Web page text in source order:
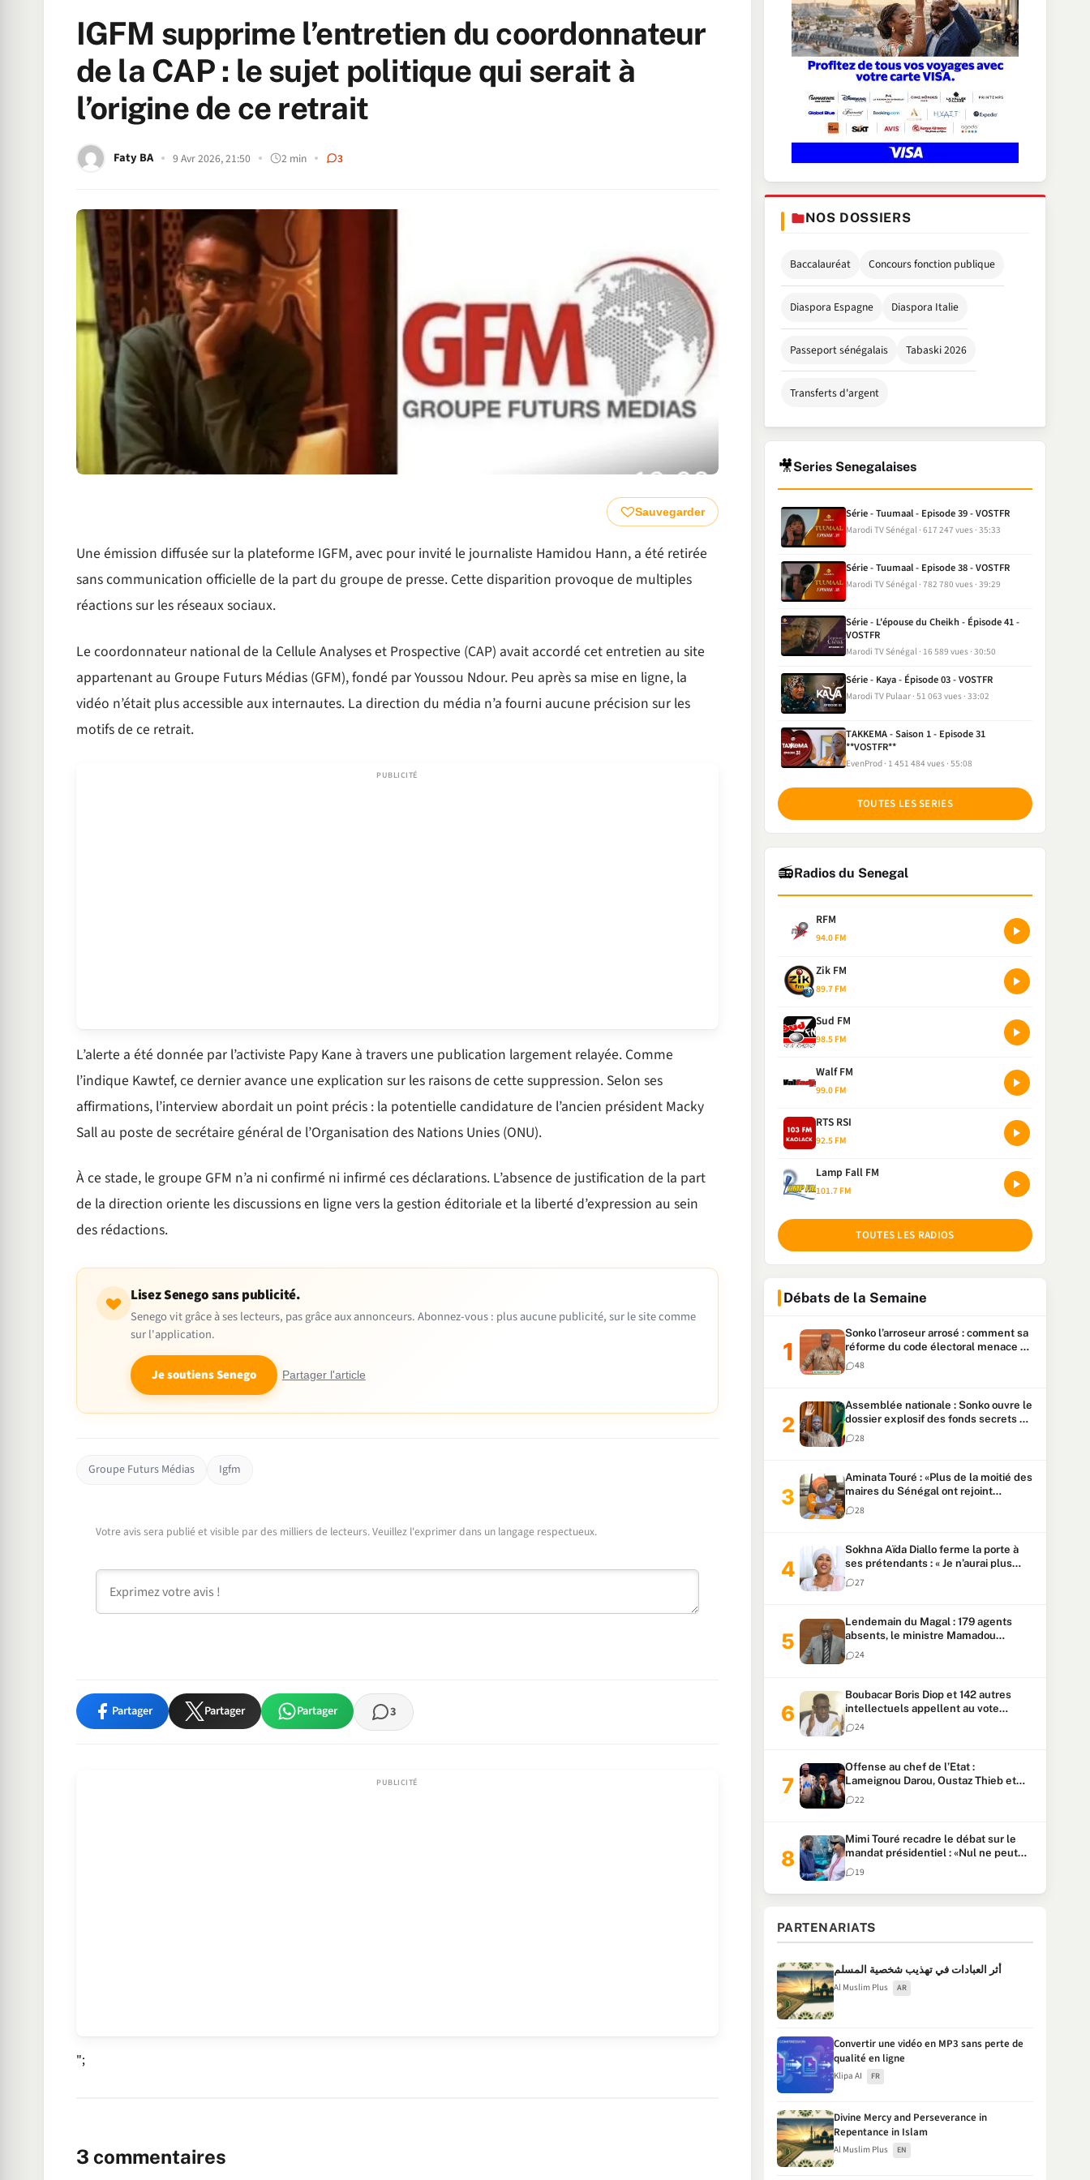
IGFM supprime l’entretien du coordonnateur
de la CAP : le sujet politique qui serait à
l’origine de ce retrait
Faty BA 9 Avr 2026, 21:50 2 min 3
Sauvegarder
Une émission diffusée sur la plateforme IGFM, avec pour invité le journaliste Hamidou Hann, a été retirée
sans communication officielle de la part du groupe de presse. Cette disparition provoque de multiples
réactions sur les réseaux sociaux.
Le coordonnateur national de la Cellule Analyses et Prospective (CAP) avait accordé cet entretien au site
appartenant au Groupe Futurs Médias (GFM), fondé par Youssou Ndour. Peu après sa mise en ligne, la
vidéo n’était plus accessible aux internautes. La direction du média n’a fourni aucune précision sur les
motifs de ce retrait.
L’alerte a été donnée par l’activiste Papy Kane à travers une publication largement relayée. Comme
l’indique Kawtef, ce dernier avance une explication sur les raisons de cette suppression. Selon ses
affirmations, l’interview abordait un point précis : la potentielle candidature de l’ancien président Macky
Sall au poste de secrétaire général de l’Organisation des Nations Unies (ONU).
À ce stade, le groupe GFM n’a ni confirmé ni infirmé ces déclarations. L’absence de justification de la part
de la direction oriente les discussions en ligne vers la gestion éditoriale et la liberté d’expression au sein
des rédactions.
Lisez Senego sans publicité.
Senego vit grâce à ses lecteurs, pas grâce aux annonceurs. Abonnez-vous : plus aucune publicité, sur le site comme
sur l'application.
Je soutiens Senego Partager l'article
Groupe Futurs Médias Igfm
Votre avis sera publié et visible par des milliers de lecteurs. Veuillez l'exprimer dans un langage respectueux.
Partager Partager Partager 3
";
3 commentaires
NOS DOSSIERS
Baccalauréat Concours fonction publique
Diaspora Espagne Diaspora Italie
Passeport sénégalais Tabaski 2026
Transferts d'argent
🎥Series Senegalaises
Série - Tuumaal - Episode 39 - VOSTFR
Marodi TV Sénégal 617 247 vues 35:33
Série - Tuumaal - Episode 38 - VOSTFR
Marodi TV Sénégal 782 780 vues 39:29
Série - L'épouse du Cheikh - Épisode 41 -
VOSTFR
Marodi TV Sénégal 16 589 vues 30:50
Série - Kaya - Épisode 03 - VOSTFR
Marodi TV Pulaar 51 063 vues 33:02
TAKKEMA - Saison 1 - Episode 31
**VOSTFR**
EvenProd 1 451 484 vues 55:08
TOUTES LES SERIES
📻Radios du Senegal
RFM
94.0 FM
Zik FM
89.7 FM
Sud FM
98.5 FM
Walf FM
99.0 FM
RTS RSI
92.5 FM
Lamp Fall FM
101.7 FM
TOUTES LES RADIOS
Débats de la Semaine
Sonko l’arroseur arrosé : comment sa
réforme du code électoral menace sa
candidature
48
Assemblée nationale : Sonko ouvre le
dossier explosif des fonds secrets et
du patrimoine présidentiel
28
Aminata Touré : «Plus de la moitié des
maires du Sénégal ont rejoint
Kiiraay»
28
Sokhna Aïda Diallo ferme la porte à
ses prétendants : « Je n’aurai plus
jamais un autre mari »
27
Lendemain du Magal : 179 agents
absents, le ministre Mamadou
Lamine Dianté exige des explications
24
Boubacar Boris Diop et 142 autres
intellectuels appellent au vote
urgent de la révision
constitutionnelle
24
Offense au chef de l’Etat :
Lameignou Darou, Oustaz Thieb et
Ndiaye Touba lourdement
condamnés
22
Mimi Touré recadre le débat sur le
mandat présidentiel : «Nul ne peut
faire plus de deux mandats
consécutifs de 5 ans»
19
PARTENARIATS
أثر العبادات في تهذيب شخصية المسلم
Al Muslim Plus AR
Convertir une vidéo en MP3 sans perte de
qualité en ligne
Klipa AI FR
Divine Mercy and Perseverance in
Repentance in Islam
Al Muslim Plus EN